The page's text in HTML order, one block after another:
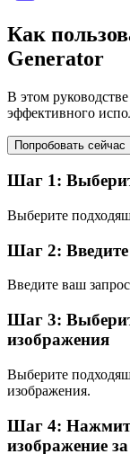
Как
Generator
В этом
эффективного
Попробовать сейчас
Шаг 1:
Выберите
Шаг 2: Введите
Введите ваш
Шаг 3:
изображения
Выберите
изображения.
Шаг 4:
изображение